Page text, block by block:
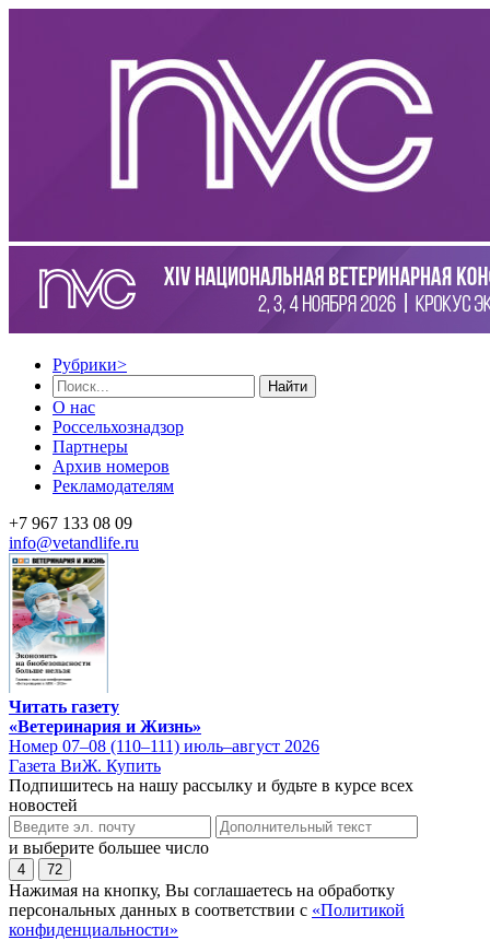
Рубрики>
Найти
О нас
Россельхознадзор
Партнеры
Архив номеров
Рекламодателям
+7 967 133 08 09
info@vetandlife.ru
Читать газету
«Ветеринария и Жизнь»
Номер 07–08 (110–111) июль–август 2026
Газета ВиЖ. Купить
Подпишитесь на нашу рассылку и будьте в курсе всех
новостей
и выберите большее число
4 72
Нажимая на кнопку, Вы соглашаетесь на обработку
персональных данных в соответствии с «Политикой
конфиденциальности»